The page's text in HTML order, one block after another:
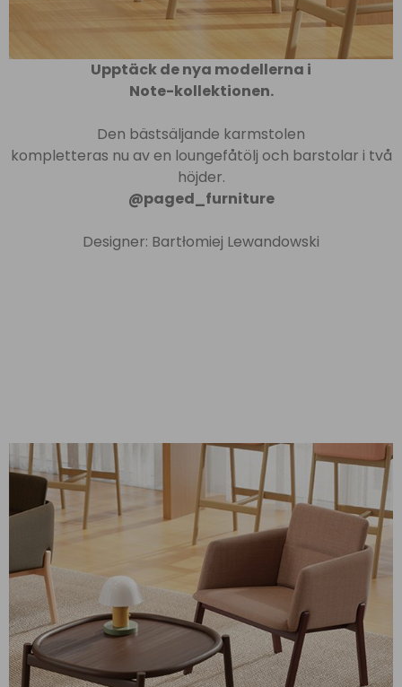
Upptäck de nya modellerna i
Note-kollektionen.
Den bästsäljande karmstolen
kompletteras nu av en loungefåtölj och barstolar i två
höjder.
@paged_furniture
Designer: Bartłomiej Lewandowski